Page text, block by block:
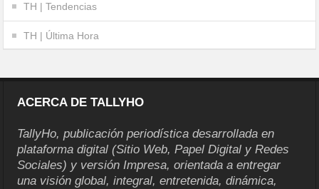
TH | Tendencias
TH | Última Hora
ACERCA DE TALLYHO
TallyHo, publicación periodística desarrollada en
plataforma digital (Sitio Web, Papel Digital y Redes
Sociales) y versión Impresa, orientada a entregar
una visión global, integral, entretenida, dinámica,